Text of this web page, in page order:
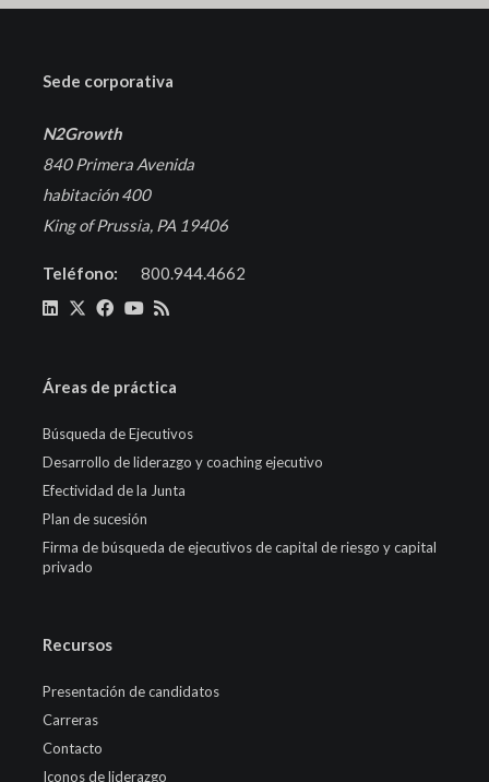
Sede corporativa
N2Growth
840 Primera Avenida
habitación 400
King of Prussia, PA 19406
Teléfono: 800.944.4662
Áreas de práctica
Búsqueda de Ejecutivos
Desarrollo de liderazgo y coaching ejecutivo
Efectividad de la Junta
Plan de sucesión
Firma de búsqueda de ejecutivos de capital de riesgo y capital
privado
Recursos
Presentación de candidatos
Carreras
Contacto
Iconos de liderazgo